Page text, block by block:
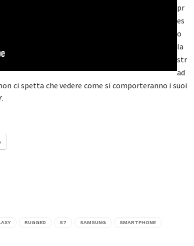
pr
es
o
la
str
ad
ci spetta che vedere come si comporteranno i suoi
RUGGED S7 SAMSUNG SMARTPHONE